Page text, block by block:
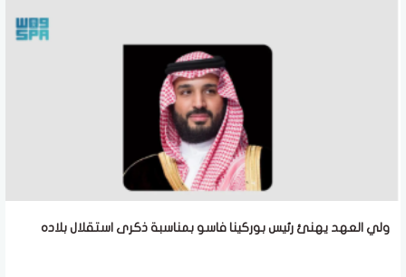
ولي العهد يهنئ رئيس بوركينا فاسو بمناسبة ذكرى استقلال بلاده